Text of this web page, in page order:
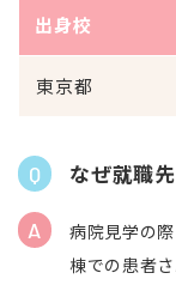
出身校
東京都
なぜ就職
病院見学の
棟での患者